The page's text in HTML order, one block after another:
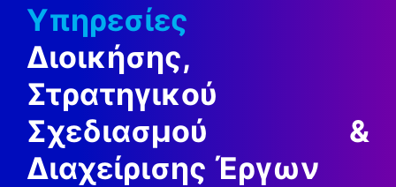
Υπηρεσίες
Διοικήσης,
Στρατηγικού
Σχεδιασμού &
Διαχείρισης Έργων